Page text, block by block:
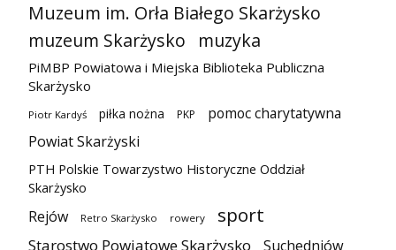
Muzeum im. Orła Białego Skarżysko
muzeum Skarżysko
muzyka
PiMBP Powiatowa i Miejska Biblioteka Publiczna
Skarżysko
Piotr Kardyś piłka nożna PKP
pomoc charytatywna
Powiat Skarżyski
PTH Polskie Towarzystwo Historyczne Oddział
Skarżysko
Rejów Retro Skarżysko rowery sport
Starostwo Powiatowe Skarżysko Suchedniów